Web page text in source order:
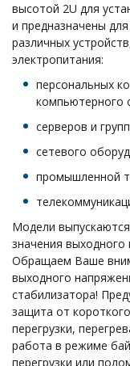
высотой 2U для
и предназначены
различных
электропитания:
персональных
компьютерного
серверов и
сетевого
промышленной
Модели
значения
Обращаем Ваше
выходного
стабилизатора!
защита от
перегрузки,
работа в режиме
перегрузки или